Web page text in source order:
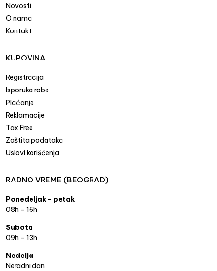
Novosti
O nama
Kontakt
KUPOVINA
Registracija
Isporuka robe
Plaćanje
Reklamacije
Tax Free
Zaštita podataka
Uslovi korišćenja
RADNO VREME (BEOGRAD)
Ponedeljak - petak
08h - 16h
Subota
09h - 13h
Nedelja
Neradni dan